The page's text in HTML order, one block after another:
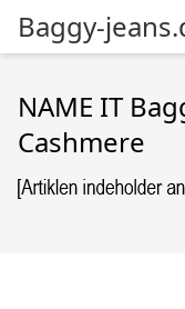
Baggy-
NAME IT
Cashmere